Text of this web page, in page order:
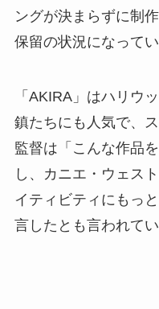
ングが決まらずに制
保留の状況になってい
「AKIRA」はハリウ
鎮たちにも人気で、
監督は「こんな作品
し、カニエ・ウェス
イティビティにもっ
言したとも言われてい